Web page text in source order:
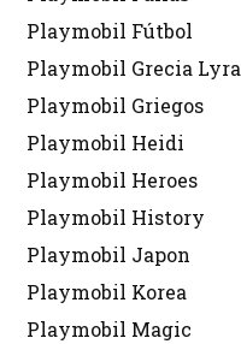
Playmobil Fútbol
Playmobil Grecia Lyra
Playmobil Griegos
Playmobil Heidi
Playmobil Heroes
Playmobil History
Playmobil Japon
Playmobil Korea
Playmobil Magic